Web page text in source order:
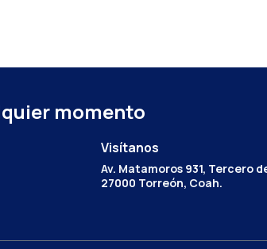
momento
Visítanos
Av. Matamoros 931, Tercero
27000 Torreón, Coah.